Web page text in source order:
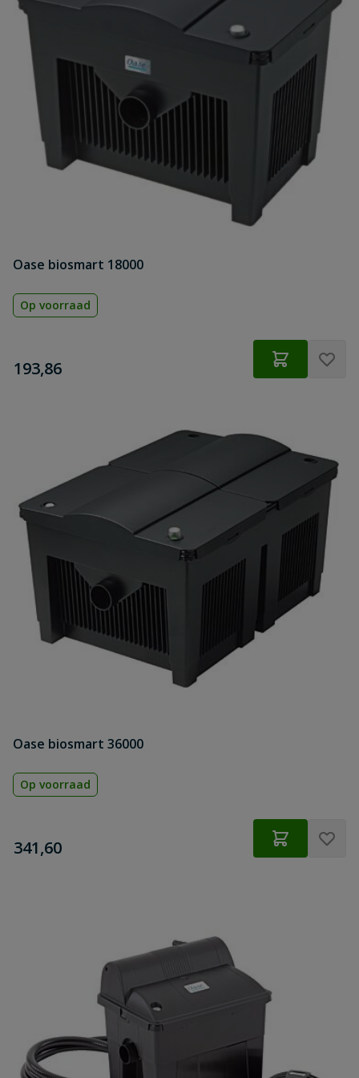
Oase biosmart 18000
Op voorraad
€
193,86
Oase biosmart 36000
Op voorraad
€
341,60